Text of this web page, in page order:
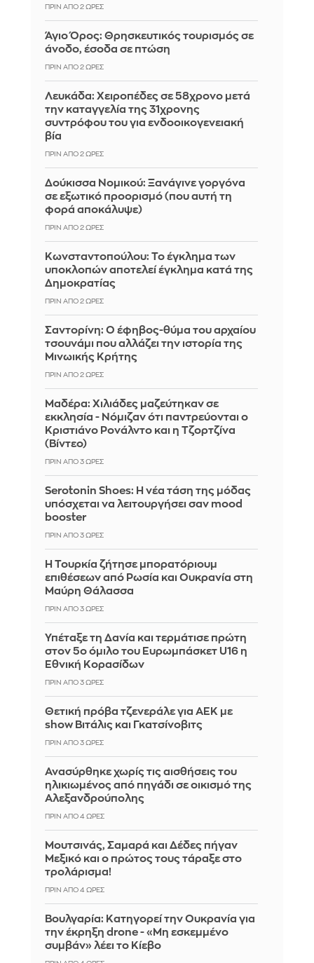
ΠΡΙΝ ΑΠΌ 2 ΏΡΕΣ
Άγιο Όρος: Θρησκευτικός τουρισμός σε
άνοδο, έσοδα σε πτώση
ΠΡΙΝ ΑΠΌ 2 ΏΡΕΣ
Λευκάδα: Χειροπέδες σε 58χρονο μετά
την καταγγελία της 31χρονης
συντρόφου του για ενδοοικογενειακή
βία
ΠΡΙΝ ΑΠΌ 2 ΏΡΕΣ
Δούκισσα Νομικού: Ξανάγινε γοργόνα
σε εξωτικό προορισμό (που αυτή τη
φορά αποκάλυψε)
ΠΡΙΝ ΑΠΌ 2 ΏΡΕΣ
Κωνσταντοπούλου: Το έγκλημα των
υποκλοπών αποτελεί έγκλημα κατά της
Δημοκρατίας
ΠΡΙΝ ΑΠΌ 2 ΏΡΕΣ
Σαντορίνη: Ο έφηβος-θύμα του αρχαίου
τσουνάμι που αλλάζει την ιστορία της
Μινωικής Κρήτης
ΠΡΙΝ ΑΠΌ 2 ΏΡΕΣ
Μαδέρα: Χιλιάδες μαζεύτηκαν σε
εκκλησία - Νόμιζαν ότι παντρεύονται ο
Κριστιάνο Ρονάλντο και η Τζορτζίνα
(Βίντεο)
ΠΡΙΝ ΑΠΌ 3 ΏΡΕΣ
Serotonin Shoes: Η νέα τάση της μόδας
υπόσχεται να λειτουργήσει σαν mood
booster
ΠΡΙΝ ΑΠΌ 3 ΏΡΕΣ
Η Τουρκία ζήτησε μπορατόριουμ
επιθέσεων από Ρωσία και Ουκρανία στη
Μαύρη Θάλασσα
ΠΡΙΝ ΑΠΌ 3 ΏΡΕΣ
Υπέταξε τη Δανία και τερμάτισε πρώτη
στον 5ο όμιλο του Ευρωμπάσκετ U16 η
Εθνική Κορασίδων
ΠΡΙΝ ΑΠΌ 3 ΏΡΕΣ
Θετική πρόβα τζενεράλε για ΑΕΚ με
show Βιτάλις και Γκατσίνοβιτς
ΠΡΙΝ ΑΠΌ 3 ΏΡΕΣ
Ανασύρθηκε χωρίς τις αισθήσεις του
ηλικιωμένος από πηγάδι σε οικισμό της
Αλεξανδρούπολης
ΠΡΙΝ ΑΠΌ 4 ΏΡΕΣ
Μουτσινάς, Σαμαρά και Δέδες πήγαν
Μεξικό και ο πρώτος τους τάραξε στο
τρολάρισμα!
ΠΡΙΝ ΑΠΌ 4 ΏΡΕΣ
Βουλγαρία: Κατηγορεί την Ουκρανία για
την έκρηξη drone - «Μη εσκεμμένο
συμβάν» λέει το Κίεβο